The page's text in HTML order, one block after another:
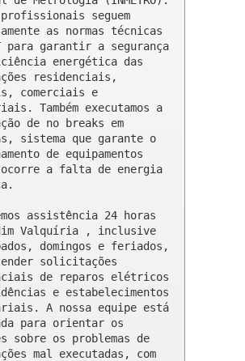
profissionais seguem
as normas técnicas
para garantir a segurança
energética das
residenciais,
comerciais e
Também executamos a
de no breaks em
sistema que garante o
de equipamentos
ocorre a falta de energia
assistência 24 horas
Valquíria , inclusive
domingos e feriados,
solicitações
de reparos elétricos
e estabelecimentos
A nossa equipe está
para orientar os
sobre os problemas de
mal executadas, com